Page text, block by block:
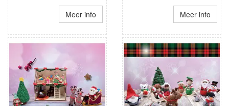
Meer info Meer info